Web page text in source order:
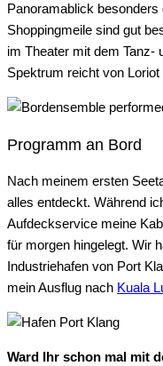
Panoramablick
Shoppingmeile sind gut
im Theater mit dem Tanz-
Spektrum reicht von
Programm an Bord
Nach meinem ersten
alles entdeckt. Während
Aufdeckservice meine
für morgen hingelegt. Wir
Industriehafen von Port
mein Ausflug nach Kuala
Ward Ihr schon mal mit